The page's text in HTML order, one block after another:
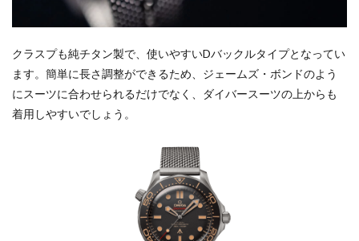
クラスプも純チタン製で、使いやすいDバックルタイプとなってい
ます。簡単に長さ調整ができるため、ジェームズ・ボンドのよう
にスーツに合わせられるだけでなく、ダイバースーツの上からも
着用しやすいでしょう。